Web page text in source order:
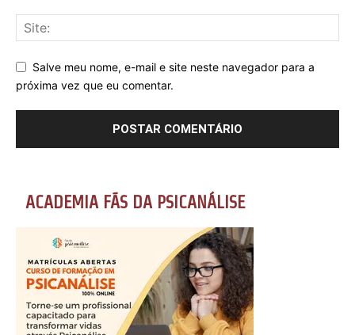
Salve meu nome, e-mail e site neste navegador para a
próxima vez que eu comentar.
ACADEMIA FÃS DA PSICANÁLISE